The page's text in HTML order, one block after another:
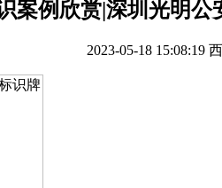
案例欣赏|深圳光明公
2023-05-18 15:08:19